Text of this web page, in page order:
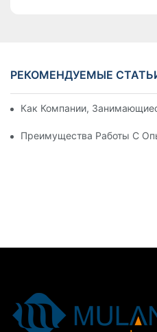
РЕКОМЕНДУЕМЫЕ
Как Компании,
Преимущества Работы С